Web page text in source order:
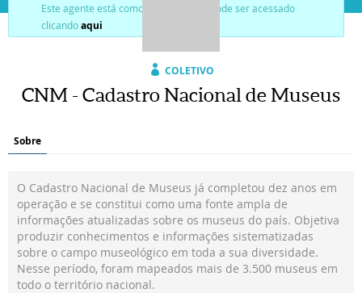
Este agente está como
, e pode ser acessado
clicandoaqui
COLETIVO
CNM - Cadastro Nacional de Museus
Sobre
O Cadastro Nacional de Museus já completou dez anos em
operação e se constitui como uma fonte ampla de
informações atualizadas sobre os museus do país. Objetiva
produzir conhecimentos e informações sistematizadas
sobre o campo museológico em toda a sua diversidade.
Nesse período, foram mapeados mais de 3.500 museus em
todo o território nacional.